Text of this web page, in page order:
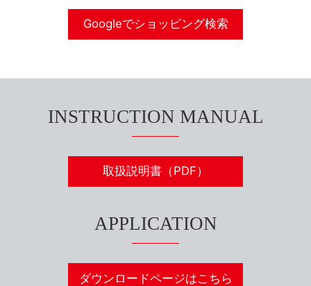
Googleでショッピング検索
INSTRUCTION MANUAL
取扱説明書（PDF）
APPLICATION
ダウンロードページはこちら